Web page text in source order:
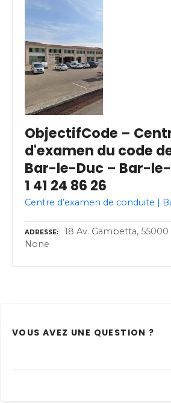
ObjectifCode –
d'examen du code
Bar-le-Duc – Bar-le-
1 41 24 86 26
Centre d’examen de conduite |
ADRESSE
18 Av. Gambetta,
None
VOUS AVEZ UNE QUESTION ?